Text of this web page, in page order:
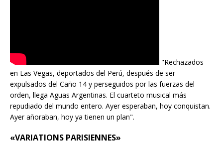
"Rechazados
en Las Vegas, deportados del Perú, después de ser
expulsados del Caño 14 y perseguidos por las fuerzas del
orden, llega Aguas Argentinas. El cuarteto musical más
repudiado del mundo entero. Ayer esperaban, hoy conquistan.
Ayer añoraban, hoy ya tienen un plan".
«VARIATIONS PARISIENNES»